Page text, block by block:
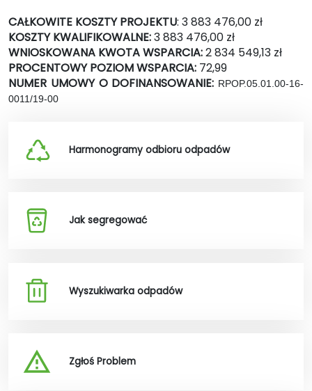
CAŁKOWITE KOSZTY PROJEKTU: 3 883 476,00 zł
KOSZTY KWALIFIKOWALNE:3 883 476,00 zł
WNIOSKOWANA KWOTA WSPARCIA:2 834 549,13 zł
PROCENTOWY POZIOM WSPARCIA: 72,99
NUMER UMOWY O DOFINANSOWANIE: RPOP.05.01.00-16-
0011/19-00
Harmonogramy odbioru odpadów
Jak segregować
Wyszukiwarka odpadów
Zgłoś Problem